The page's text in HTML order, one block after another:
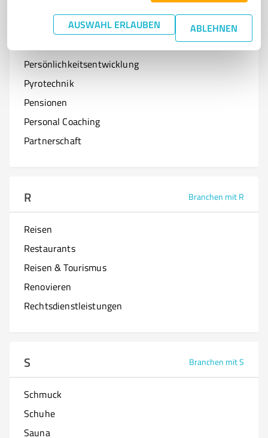
AUSWAHL ERLAUBEN ABLEHNEN
Branchen mit P
Persönlichkeitsentwicklung
Pyrotechnik
Pensionen
Personal Coaching
Partnerschaft
R Branchen mit R
Reisen
Restaurants
Reisen & Tourismus
Renovieren
Rechtsdienstleistungen
S Branchen mit S
Schmuck
Schuhe
Sauna